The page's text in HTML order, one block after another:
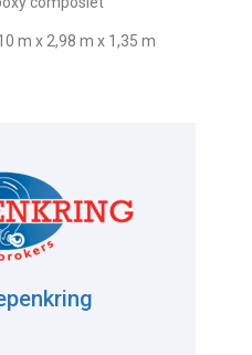
m x 2,98 m x 1,35 m